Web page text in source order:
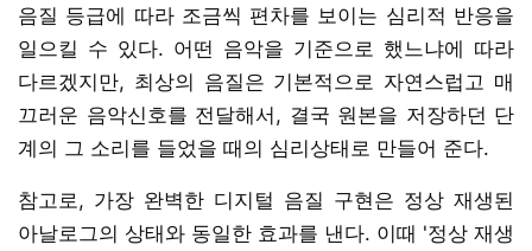
음질 등급에 따라 조금씩 편차를 보이는 심리적 반응을
일으킬 수 있다. 어떤 음악을 기준으로 했느냐에 따라
다르겠지만, 최상의 음질은 기본적으로 자연스럽고 매
끄러운 음악신호를 전달해서, 결국 원본을 저장하던 단
계의 그 소리를 들었을 때의 심리상태로 만들어 준다.
참고로, 가장 완벽한 디지털 음질 구현은 정상 재생된
아날로그의 상태와 동일한 효과를 낸다. 이때 '정상 재생